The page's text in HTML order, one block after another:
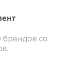
брендов со